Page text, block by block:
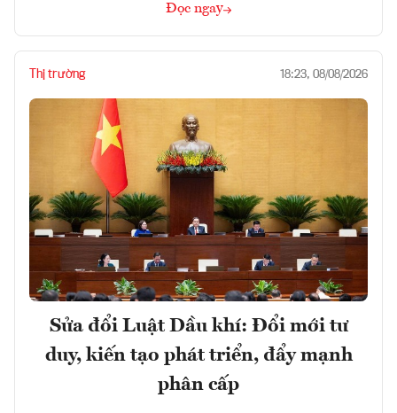
Đọc ngay
Thị trường 18:23, 08/08/2026
Sửa đổi Luật Dầu khí: Đổi mới tư
duy, kiến tạo phát triển, đẩy mạnh
phân cấp